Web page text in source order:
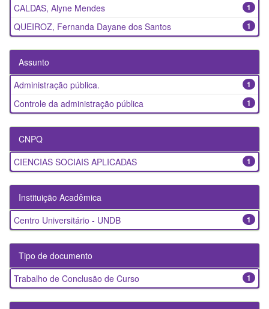
1
CALDAS, Alyne Mendes
1
QUEIROZ, Fernanda Dayane dos Santos
Assunto
1
Administração pública.
1
Controle da administração pública
CNPQ
1
CIENCIAS SOCIAIS APLICADAS
Instituição Acadêmica
1
Centro Universitário - UNDB
Tipo de documento
1
Trabalho de Conclusão de Curso